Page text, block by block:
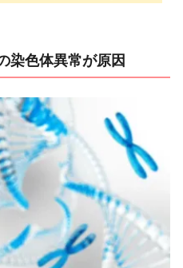
染色体異常が原因